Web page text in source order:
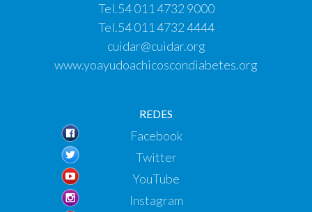
Tel.54 011 4732 9000
Tel.54 011 4732 4444
cuidar@cuidar.org
www.yoayudoachicoscondiabetes.org
REDES
Facebook
Twitter
YouTube
Instagram